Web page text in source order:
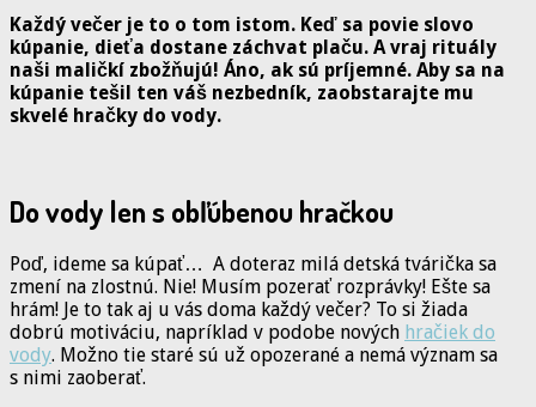
Každý večer je to o tom istom. Keď sa povie slovo
kúpanie, dieťa dostane záchvat plaču. A vraj rituály
naši maličkí zbožňujú! Áno, ak sú príjemné. Aby sa na
kúpanie tešil ten váš nezbedník, zaobstarajte mu
skvelé hračky do vody.
Do vody len s obľúbenou hračkou
Poď, ideme sa kúpať… A doteraz milá detská tvárička sa
zmení na zlostnú. Nie! Musím pozerať rozprávky! Ešte sa
hrám! Je to tak aj u vás doma každý večer? To si žiada
dobrú motiváciu, napríklad v podobe nových hračiek do
vody. Možno tie staré sú už opozerané a nemá význam sa
s nimi zaoberať.